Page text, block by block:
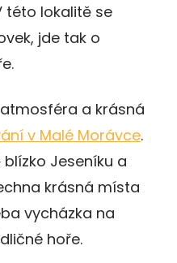
této lokalitě se
jde tak o
a krásná
v Malé Morávce.
Jeseníku a
krásná místa
vycházka na
hoře.